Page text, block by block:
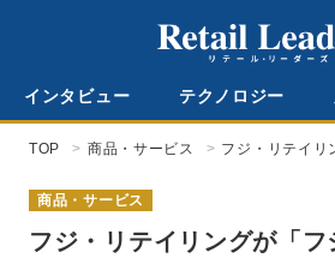
インタビュー テクノロジー
TOP 商品・サービス
フジ・リテイリ
商品・サービス
フジ・リテイリングが「